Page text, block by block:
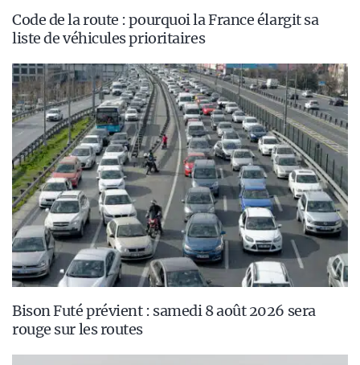
Code de la route : pourquoi la France élargit sa
liste de véhicules prioritaires
Bison Futé prévient : samedi 8 août 2026 sera
rouge sur les routes